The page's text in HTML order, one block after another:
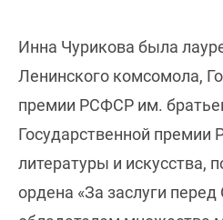
Инна Чурикова была
Ленинского комсомола,
премии РСФСР им.
Государственной премии
литературы и искусства,
ордена «За заслуги